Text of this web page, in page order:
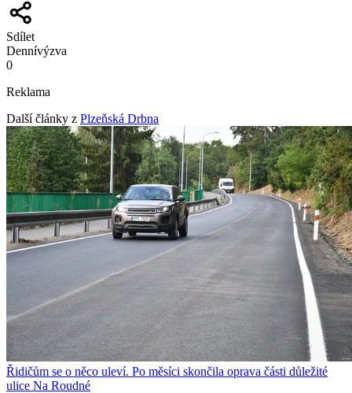
Sdílet
Dennívýzva
0
Reklama
Další články z Plzeňská Drbna
Řidičům se o něco uleví. Po měsíci skončila oprava části důležité
ulice Na Roudné